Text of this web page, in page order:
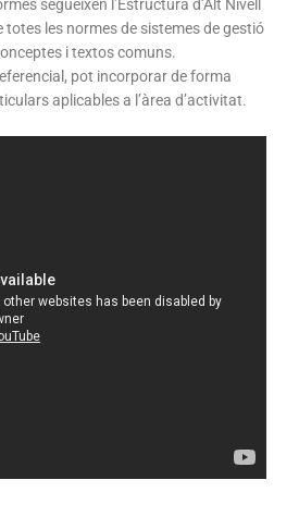
segueixen l’Estructura d’Alt Nivell
totes les normes de sistemes de gestió
i textos comuns.
pot incorporar de forma
aplicables a l’àrea d’activitat.